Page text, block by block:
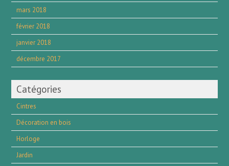
mars 2018
février 2018
janvier 2018
décembre 2017
Catégories
Cintres
Décoration en bois
Horloge
Jardin